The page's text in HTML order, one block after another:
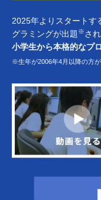
2025年よりスタートす
グラミングが出題※さ
小学生から本格的なプ
※生年が2006年4月以降の方が